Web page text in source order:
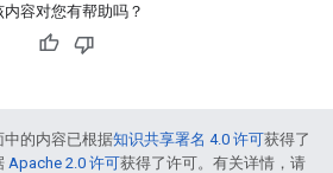
内容对您有帮助吗？
的内容已根据知识共享署名 4.0 许可获得了
Apache 2.0 许可获得了许可。有关详情，请